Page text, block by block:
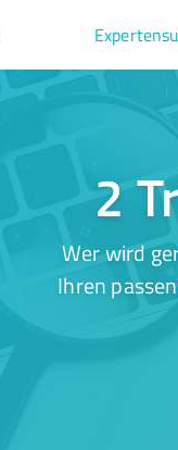
2
Wer wird
Ihren